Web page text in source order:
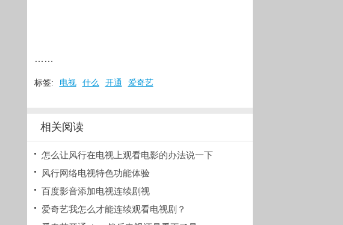
……
标签: 电视 什么 开通 爱奇艺
相关阅读
怎么让风行在电视上观看电影的办法说一下
风行网络电视特色功能体验
​百度影音添加电视连续剧视
爱奇艺我怎么才能连续观看电视剧？